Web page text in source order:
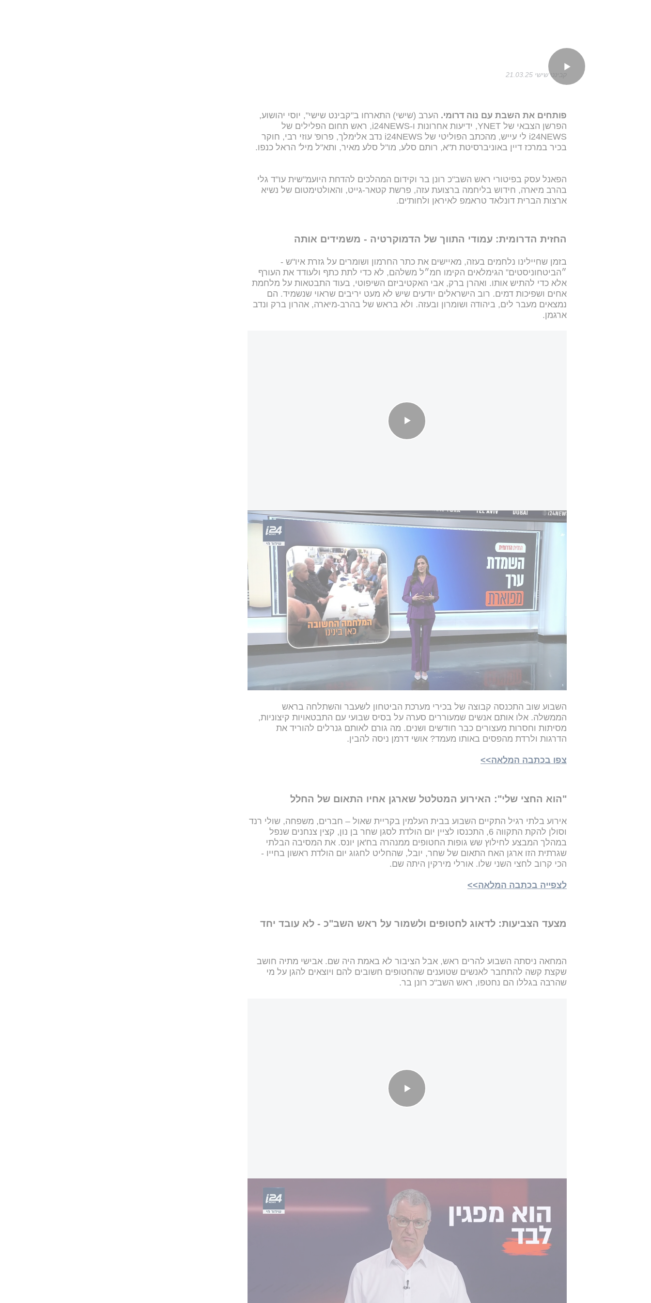
קבינט שישי 21.03.25
פותחים את השבת עם נוה דרומי. הערב (שישי) התארחו ב"קבינט שישי", יוסי יהושוע,
הפרשן הצבאי של YNET, ידיעות אחרונות ו-i24NEWS, ראש תחום הפלילים של
i24NEWS לי עייש, מהכתב הפוליטי של i24NEWS נדב אלימלך, פרופ' עוזי רבי, חוקר
בכיר במרכז דיין באוניברסיטת ת"א, רותם סלע, מו"ל סלע מאיר, ותא"ל מיל' הראל כנפו.
הפאנל עסק בפיטורי ראש השב"כ רונן בר וקידום המהלכים להדחת היועמ"שית עו"ד גלי
בהרב מיארה, חידוש בליחמה ברצועת עזה, פרשת קטאר-גייט, והאולטימטום של נשיא
ארצות הברית דונלאד טראמפ לאיראן ולחות'ים.
החזית הדרומית: עמודי התווך של הדמוקרטיה - משמידים אותה
בזמן שחיילינו נלחמים בעזה, מאיישים את כתר החרמון ושומרים על גזרת איו"ש -
״הביטחוניסטים” הגימלאים הקימו חמ״ל משלהם, לא כדי לתת כתף ולעודד את העורף
אלא כדי להתיש אותו. ואהרן ברק, אבי האקטיביזם השיפוטי, בעוד התבטאות על מלחמת
אחים ושפיכות דמים. רוב הישראלים יודעים שיש לא מעט יריבים שראוי שנשמיד. הם
נמצאים מעבר לים, ביהודה ושומרון ובעזה. ולא בראש של בהרב-מיארה, אהרון ברק ונדב
ארגמן.
החזית הדרומית: עמודי התווך של הדמוקרטיה - משמידים אותה
לקריאת הטור המלא>>
האם האופוזיציה של יאיר לפיד היא הכושלת בתולדות המדינה?
בימים שאחרי טבח השבעה באוקטובר היה נדמה שזה עניין של זמן עד שהקואליציה
תתפרק ונלך לבחירות. שנה וחצי אחרי וההיפך קרה. כשהם נטולי מנהיגות ואידיאולוגיה,
נאלצים מתנגדי הממשלה להמליך עליהם פקידים - את היועמשית וראש השב"כ - והופכים
אותם לסמל המחנה. האם האופוזיציה של לפיד היא הכושלת בתולדות המדינה?
לצפייה בכתבה המלאה>>
מה גורם לגנרלים לרדת מהפסים, אחרי שיורדות הדרגות?
השבוע שוב התכנסה קבוצה של בכירי מערכת הביטחון לשעבר והשתלחה בראש
הממשלה. אלו אותם אנשים שמעוררים סערה על בסיס שבועי עם התבטאויות קיצוניות,
מסיתות וחסרות מעצורים כבר חודשים ושנים. מה גורם לאותם גנרלים להוריד את
הדרגות ולרדת מהפסים באותו מעמד? אושי דרמן ניסה להבין.
צפו בכתבה המלאה>>
"הוא החצי שלי": האירוע המטלטל שארגן אחיו התאום של החלל
אירוע בלתי רגיל התקיים השבוע בבית העלמין בקריית שאול – חברים, משפחה, שולי רנד
וסולן להקת התקווה 6, התכנסו לציין יום הולדת לסגן שחר בן נון, קצין צנחנים שנפל
במהלך המבצע לחילוץ שש גופות החטופים ממנהרה בח'אן יונס. את המסיבה הבלתי
שגרתית הזו ארגן האח התאום של שחר, יובל, שהחליט לחגוג יום הולדת ראשון בחייו -
הכי קרוב לחצי השני שלו. אורלי מירקין היתה שם.
לצפייה בכתבה המלאה>>
מצעד הצביעות: לדאוג לחטופים ולשמור על ראש השב"כ - לא עובד יחד
המחאה ניסתה השבוע להרים ראש, אבל הציבור לא באמת היה שם. אבישי מתיה חושב
שקצת קשה להתחבר לאנשים שטוענים שהחטופים חשובים להם ויוצאים להגן על מי
שהרבה בגללו הם נחטפו, ראש השב"כ רונן בר.
"מלחמת אחים - סכנה קיומית": מפגש קצוות עם ג'קי לוי
הוא מעיד על עצמו שהלך יותר ימינה אחרי השבעה באוקטובר, למרות שמציגים אותו
שמאלני, מגנה את נשק הסרבנות שמשתמש בו יאיר גולן אבל מעריך אותו מאוד - השדרן
ג'קי לוי מגיע השבוע למפגש קצוות חוצה מחנות - מה הופך אותו ליותר ליברל מסמוטריץ'
ומאיפה החשש שלא יהיו בחירות בישראל.